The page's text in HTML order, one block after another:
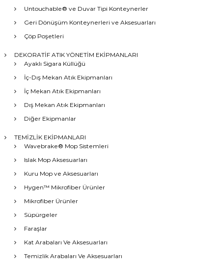
Untouchable® ve Duvar Tipi Konteynerler
Geri Dönüşüm Konteynerleri ve Aksesuarları
Çöp Poşetleri
DEKORATİF ATIK YÖNETİM EKİPMANLARI
Ayaklı Sigara Küllüğü
İç-Dış Mekan Atık Ekipmanları
İç Mekan Atık Ekipmanları
Dış Mekan Atık Ekipmanları
Diğer Ekipmanlar
TEMİZLİK EKİPMANLARI
Wavebrake® Mop Sistemleri
Islak Mop Aksesuarları
Kuru Mop ve Aksesuarları
Hygen™ Mikrofiber Ürünler
Mikrofiber Ürünler
Süpürgeler
Faraşlar
Kat Arabaları Ve Aksesuarları
Temizlik Arabaları Ve Aksesuarları